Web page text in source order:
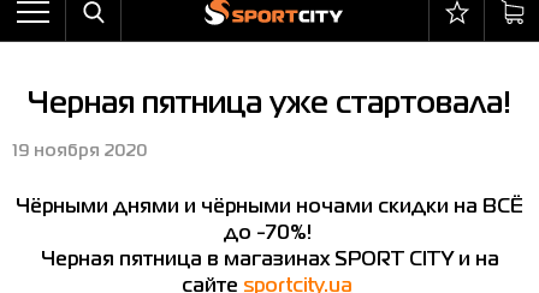
Назад
Брюки
Ветровки
Жилеты
Комбинезоны
Назад
Кроссовки
Пляжная обувь
Полуботинки
Сандалии
Назад
Бейсболки и панамы
Бокс
Горнолыжный инвентарь
Мячи
Назад
Arena
Asics
Columbia
Evoids
Назад
Бра
Брюки
Ветровки
Костюмы
Назад
Возврат и обмен
Гарантия на товары
Магазины
Контакт центр
Черная пятница уже стартовала!
19 ноября 2020
Чёрными днями и чёрными ночами скидки на ВСЁ
до -70%!
Черная пятница в магазинах SPORT CITY и на
сайте sportcity.ua